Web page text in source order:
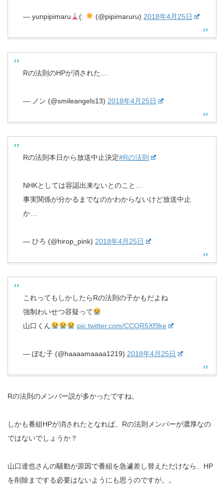
— yunpipimaru (: (@pipimaruru) 2018年4月25日
Rの法則のHPが消された…
— ノン (@smileangels13) 2018年4月25日
Rの法則本日から放送中止決定#Rの法則
NHKとしては容認出来ないとのこと…
事実関係が分かるまでなのかわからないけど放送中止
か…
— ひろ (@hirop_pink) 2018年4月25日
これってもしかしたらRの法則の子かもだよね
強制わいせつ容疑って
山口くん
pic.twitter.com/CCQR5Xf9ke
— ぽむ子 (@haaaamaaaa1219) 2018年4月25日
Rの法則のメンバー説が多かったですね。
しかも番組HPが消されたとなれば、Rの法則メンバーが濃厚なの
ではないでしょうか？
山口達也さんの騒動が原因で番組を急遽差し替えただけなら、HP
を削除までする必要はないようにも思うのですが。。